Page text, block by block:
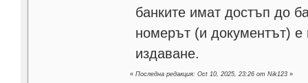
банките имат достъп до
номерът (и документът)
издаване.
«Последна редакция: Oct 10, 2025, 23:26 от Nik123 »